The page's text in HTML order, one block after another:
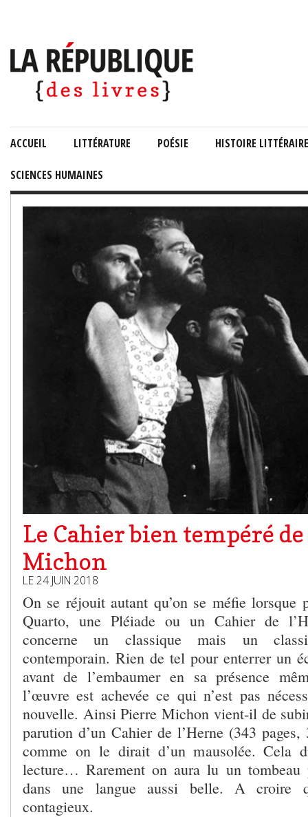
ACCUEIL LITTÉRATURE POÉSIE HISTOIRE LITTÉRAIRE
SCIENCES HUMAINES
Le Cahier bien tempéré
Michon
LE 24 JUIN 2018
On se réjouit autant qu’on se méfie lorsque
Quarto, une Pléiade ou un Cahier de
concerne un classique mais un
contemporain. Rien de tel pour enterrer un
avant de l’embaumer en sa présence
l’œuvre est achevée ce qui n’est pas
nouvelle. Ainsi Pierre Michon vient-il de
parution d’un Cahier de l’Herne (343
comme on le dirait d’un mausolée. Cela
lecture… Rarement on aura lu un
dans une langue aussi belle. A croire
contagieux.